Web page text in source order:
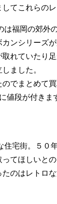
てこれらの
福岡の郊外
ンシリーズ
れていたり
ました。
でまとめて買
値段が付き
宅街。５
てほしいと
のはレトロな